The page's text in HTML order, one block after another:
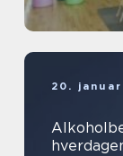
20.